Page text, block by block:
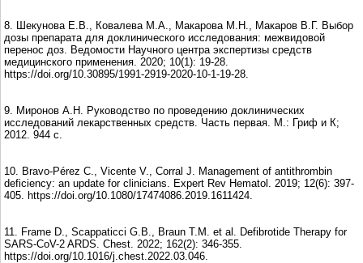
8. Шекунова Е.В., Ковалева М.А., Макарова М.Н., Макаров В.Г. Выбор
дозы препарата для доклинического исследования: межвидовой
перенос доз. Ведомости Научного центра экспертизы средств
медицинского применения. 2020; 10(1): 19-28.
https://doi.org/10.30895/1991-2919-2020-10-1-19-28.
9. Миронов А.Н. Руководство по проведению доклинических
исследований лекарственных средств. Часть первая. М.: Гриф и К;
2012. 944 с.
10. Bravo-Pérez C., Vicente V., Corral J. Management of antithrombin
deficiency: an update for clinicians. Expert Rev Hematol. 2019; 12(6): 397-
405. https://doi.org/10.1080/17474086.2019.1611424.
11. Frame D., Scappaticci G.B., Braun T.M. et al. Defibrotide Therapy for
SARS-CoV-2 ARDS. Chest. 2022; 162(2): 346-355.
https://doi.org/10.1016/j.chest.2022.03.046.